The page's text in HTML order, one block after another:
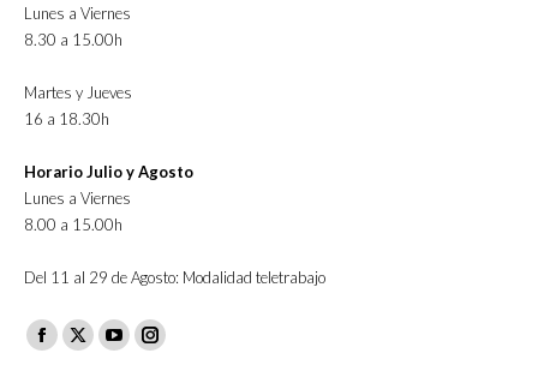
Lunes a Viernes
8.30 a 15.00h
Martes y Jueves
16 a 18.30h
Horario Julio y Agosto
Lunes a Viernes
8.00 a 15.00h
Del 11 al 29 de Agosto: Modalidad teletrabajo
Facebook
X
YouTubeInstagram